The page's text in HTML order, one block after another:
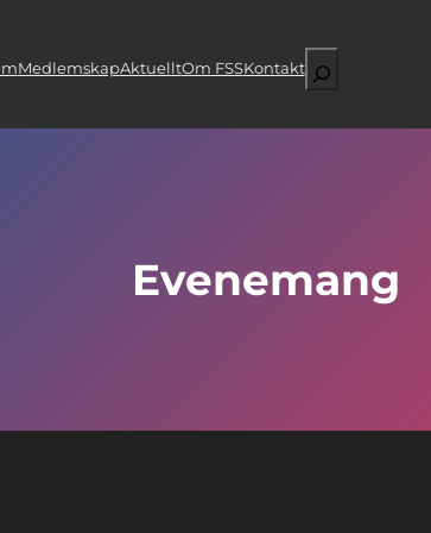
MedlemskapAktuelltOm FSSKontakt
Evenemang